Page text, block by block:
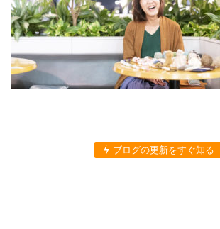
ブログの更新をすぐ知る